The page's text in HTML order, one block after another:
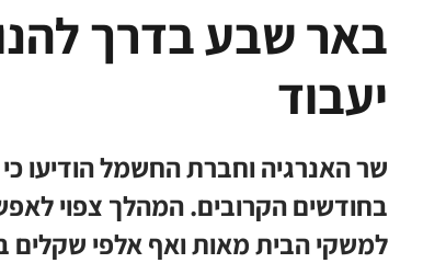
באר שבע בדרך
יעבוד
שר האנרגיה וחברת החשמל הודיעו
בחודשים הקרובים. המהלך צפוי
למשקי הבית מאות ואף אלפי שקלים